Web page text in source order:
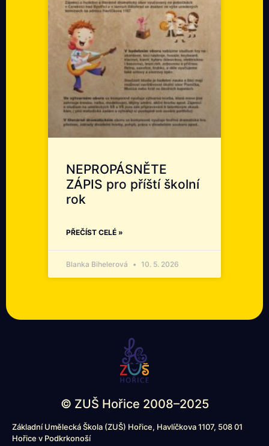
NEPROPÁSNĚTE
ZÁPIS pro příští školní
rok
PŘEČÍST CELÉ »
Blanka Bihelerová 10. 5. 2026
© ZUŠ Hořice 2008–2025
Základní Umělecká Škola (ZUŠ) Hořice, Havlíčkova 1107, 508 01
Hořice v Podkrkonoší